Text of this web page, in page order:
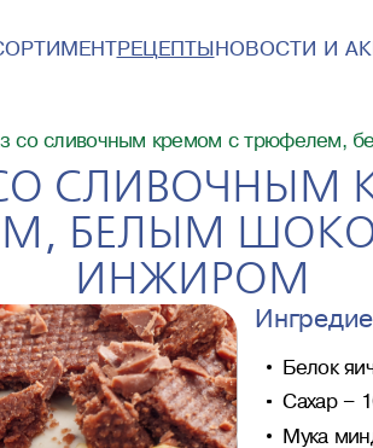
РЕЦЕПТЫНОВОСТИ И
со сливочным кремом с трюфелем,
СЛИВОЧНЫМ
БЕЛЫМ
ИНЖИРОМ
Белок
Сахар –
Мука